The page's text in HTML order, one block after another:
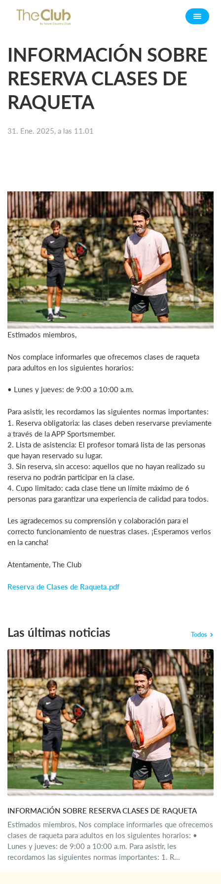
INFORMACIÓN SOBRE
RESERVA CLASES DE
RAQUETA
31. Ene. 2025, a las 11.01
Estimados miembros,
Nos complace informarles que ofrecemos clases de raqueta
para adultos en los siguientes horarios:
• Lunes y jueves: de 9:00 a 10:00 a.m.
Para asistir, les recordamos las siguientes normas importantes:
1. Reserva obligatoria: las clases deben reservarse previamente
a través de la APP Sportsmember.
2. Lista de asistencia: El profesor tomará lista de las personas
que hayan reservado su lugar.
3. Sin reserva, sin acceso: aquellos que no hayan realizado su
reserva no podrán participar en la clase.
4. Cupo limitado: cada clase tiene un límite máximo de 6
personas para garantizar una experiencia de calidad para todos.
Les agradecemos su comprensión y colaboración para el
correcto funcionamiento de nuestras clases. ¡Esperamos verlos
en la cancha!
Atentamente, The Club
Reserva de Clases de Raqueta.pdf
Las últimas noticias Todos
INFORMACIÓN SOBRE RESERVA CLASES DE RAQUETA
Estimados miembros, Nos complace informarles que ofrecemos
clases de raqueta para adultos en los siguientes horarios: •
Lunes y jueves: de 9:00 a 10:00 a.m. Para asistir, les
recordamos las siguientes normas importantes: 1. R...